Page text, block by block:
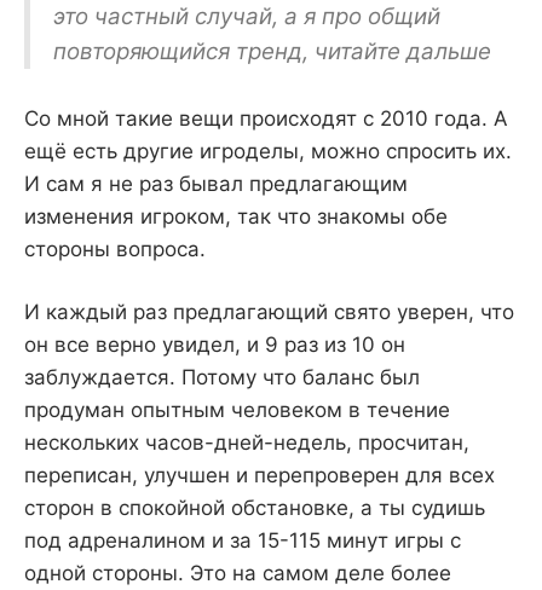
это частный случай, а я про общий
повторяющийся тренд, читайте дальше
Со мной такие вещи происходят с 2010 года. А
ещё есть другие игроделы, можно спросить их.
И сам я не раз бывал предлагающим
изменения игроком, так что знакомы обе
стороны вопроса.
И каждый раз предлагающий свято уверен, что
он все верно увидел, и 9 раз из 10 он
заблуждается. Потому что баланс был
продуман опытным человеком в течение
нескольких часов-дней-недель, просчитан,
переписан, улучшен и перепроверен для всех
сторон в спокойной обстановке, а ты судишь
под адреналином и за 15-115 минут игры с
одной стороны. Это на самом деле более